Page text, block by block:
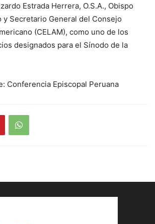
Estrada Herrera, O.S.A., Obispo
y Secretario General del Consejo
(CELAM), como uno de los
designados para el Sínodo de la
Conferencia Episcopal Peruana